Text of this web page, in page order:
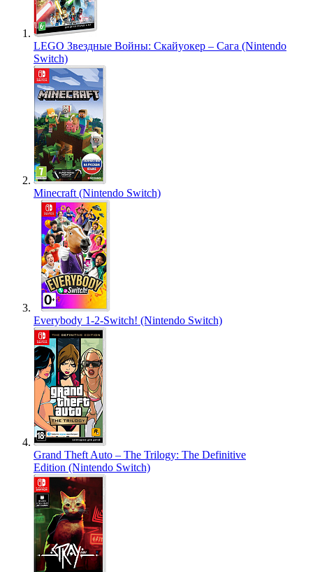
LEGO Звездные Войны: Скайуокер – Сага (Nintendo
Switch)
Minecraft (Nintendo Switch)
Everybody 1-2-Switch! (Nintendo Switch)
Grand Theft Auto – The Trilogy: The Definitive
Edition (Nintendo Switch)